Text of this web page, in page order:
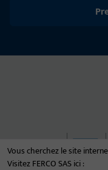
Vous cherchez le site
Visitez FERCO SAS ici :